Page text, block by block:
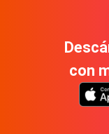
con